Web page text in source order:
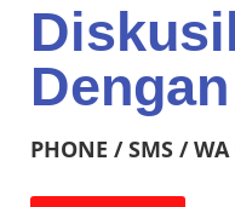
PHONE / SMS /